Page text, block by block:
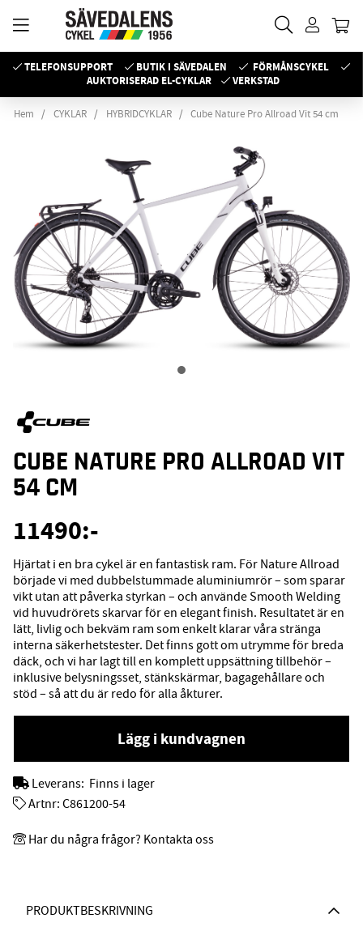
TELEFONSUPPORT BUTIK I SÄVEDALEN
FÖRMÅNSCYKEL
AUKTORISERAD EL-CYKLAR
VERKSTAD
Hem CYKLAR HYBRIDCYKLAR Cube Nature Pro Allroad Vit 54 cm
PRODUKTBESKRIVNING
CUBE NATURE PRO ALLROAD VIT
54 CM
11490:-
Hjärtat i en bra cykel är en fantastisk ram. För Nature Allroad
började vi med dubbelstummade aluminiumrör – som sparar
vikt utan att påverka styrkan – och använde Smooth Welding
vid huvudrörets skarvar för en elegant finish. Resultatet är en
lätt, livlig och bekväm ram som enkelt klarar våra stränga
interna säkerhetstester. Det finns gott om utrymme för breda
däck, och vi har lagt till en komplett uppsättning tillbehör –
inklusive belysningsset, stänkskärmar, bagagehållare och
stöd – så att du är redo för alla åkturer.
Lägg i kundvagnen
Leverans: Finns i lager
Artnr: C861200-54
Har du några frågor? Kontakta oss